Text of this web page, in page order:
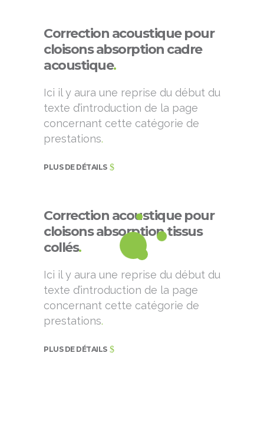
Correction acoustique pour
cloisons absorption cadre
acoustique.
Ici il y aura une reprise du début du
texte d’introduction de la page
concernant cette catégorie de
prestations.
PLUS DE DÉTAILS
Correction acoustique pour
cloisons absorption tissus
collés.
Ici il y aura une reprise du début du
texte d’introduction de la page
concernant cette catégorie de
prestations.
PLUS DE DÉTAILS